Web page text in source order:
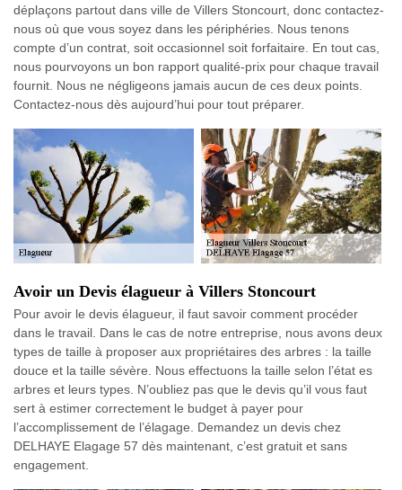
déplaçons partout dans ville de Villers Stoncourt, donc contactez-
nous où que vous soyez dans les périphéries. Nous tenons
compte d’un contrat, soit occasionnel soit forfaitaire. En tout cas,
nous pourvoyons un bon rapport qualité-prix pour chaque travail
fournit. Nous ne négligeons jamais aucun de ces deux points.
Contactez-nous dès aujourd’hui pour tout préparer.
Avoir un Devis élagueur à Villers Stoncourt
Pour avoir le devis élagueur, il faut savoir comment procéder
dans le travail. Dans le cas de notre entreprise, nous avons deux
types de taille à proposer aux propriétaires des arbres : la taille
douce et la taille sévère. Nous effectuons la taille selon l’état es
arbres et leurs types. N’oubliez pas que le devis qu’il vous faut
sert à estimer correctement le budget à payer pour
l’accomplissement de l’élagage. Demandez un devis chez
DELHAYE Elagage 57 dès maintenant, c’est gratuit et sans
engagement.